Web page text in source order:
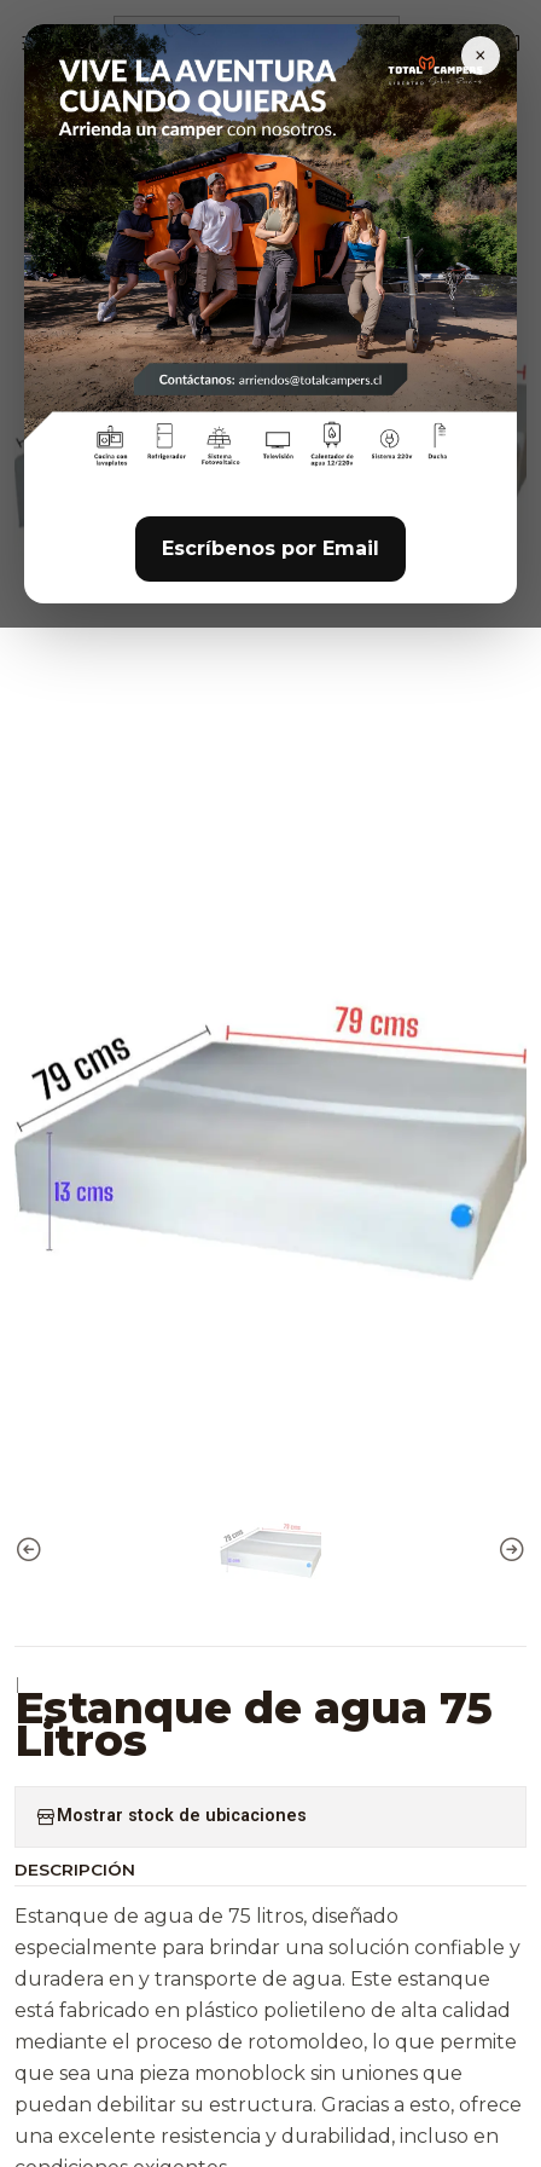
×
Escríbenos por Email
Inicio Campers y equipamiento
Estanques agua
Estanque de agua 75 Litros
|Estanque de agua 75
Litros
Mostrar stock de ubicaciones
DESCRIPCIÓN
Estanque de agua de 75 litros, diseñado
especialmente para brindar una solución confiable y
duradera en y transporte de agua. Este estanque
está fabricado en plástico polietileno de alta calidad
mediante el proceso de rotomoldeo, lo que permite
que sea una pieza monoblock sin uniones que
puedan debilitar su estructura. Gracias a esto, ofrece
una excelente resistencia y durabilidad, incluso en